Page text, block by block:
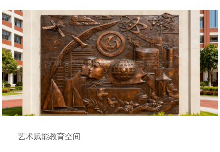
艺术赋能教育空间